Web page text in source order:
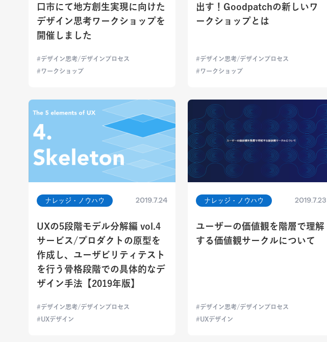
口市にて地方創生実現に向けた
デザイン思考ワークショップを
開催しました
デザイン思考/デザインプロセス
ワークショップ
出す！Goodpatchの新しいワ
ークショップとは
デザイン思考/デザインプロセス
ワークショップ
ナレッジ・ノウハウ 2019.7.24
UXの5段階モデル分解編 vol.4
サービス/プロダクトの原型を
作成し、ユーザビリティテスト
を行う骨格段階での具体的なデ
ザイン手法【2019年版】
デザイン思考/デザインプロセス
UXデザイン
ナレッジ・ノウハウ 2019.7.23
ユーザーの価値観を階層で理解
する価値観サークルについて
デザイン思考/デザインプロセス
UXデザイン